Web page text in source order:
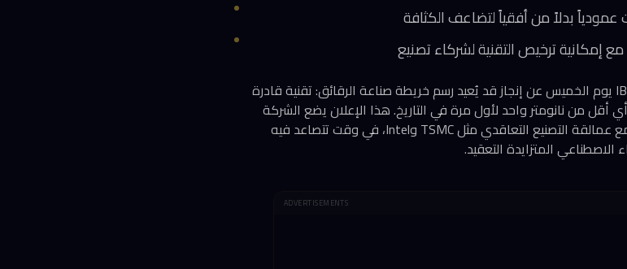
إمكانية ترخيص التقنية لشركاء تصنيع
في سباق أشباه الموصلات المحتدم، أعلنت IBM يوم الخميس عن إنجاز قد يُعيد رسم خريطة صناعة الرقائق: تقنية قادرة
بحجم 0.7 نانومتر فقط، أي أقل من نانومتر واحد لأول مرة في التاريخ. هذا الإعلان يضع الشركة
الأمريكية العريقة في موقع تنافسي مباشر مع عمالقة التصنيع التعاقدي مثل TSMC وIntel، في وقت تتصاعد فيه
المتزايدة التعقيد.
ADVERTISEMENTS